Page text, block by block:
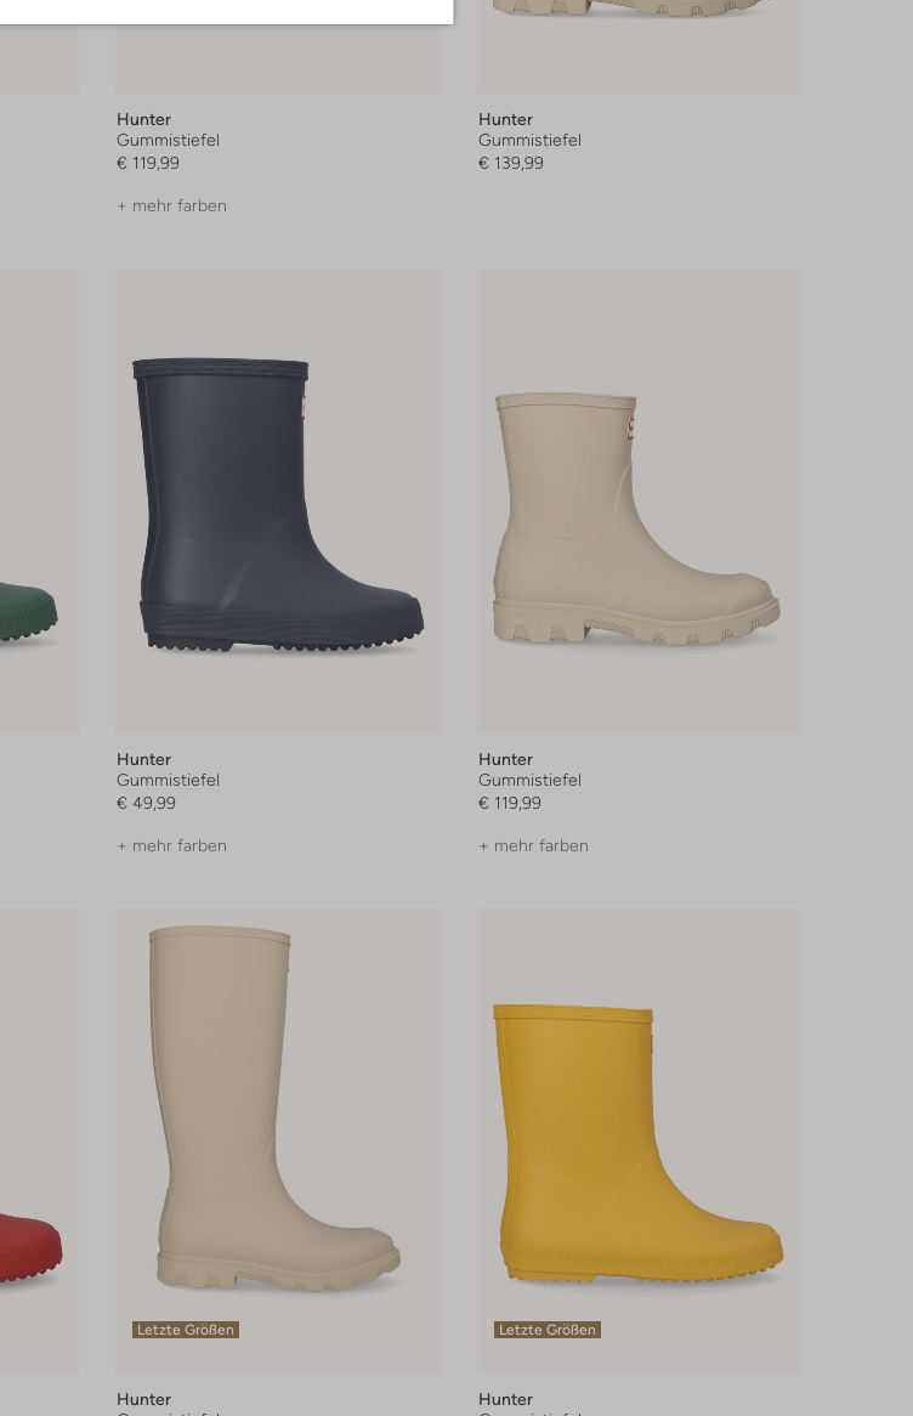
Hunter
Gummistiefel
€ 119,99
+ mehr farben
Hunter
Gummistiefel
€ 139,99
Hunter
Gummistiefel
€ 49,99
+ mehr farben
Hunter
Gummistiefel
€ 119,99
+ mehr farben
Letzte Größen
Hunter
Letzte Größen
Hunter